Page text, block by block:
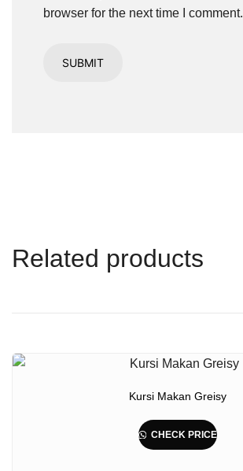
browser for the next time I comment.
Related products
Kursi Makan Greisy
CHECK PRICE